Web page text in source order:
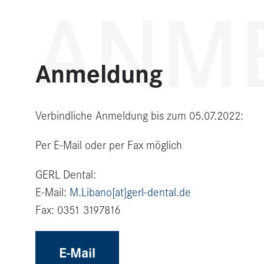
Anmeldung
Verbindliche Anmeldung bis zum 05.07.2022:
Per E-Mail oder per Fax möglich
GERL Dental:
E-Mail: M.Libano[at]gerl-dental.de
Fax: 0351 3197816
E-Mail